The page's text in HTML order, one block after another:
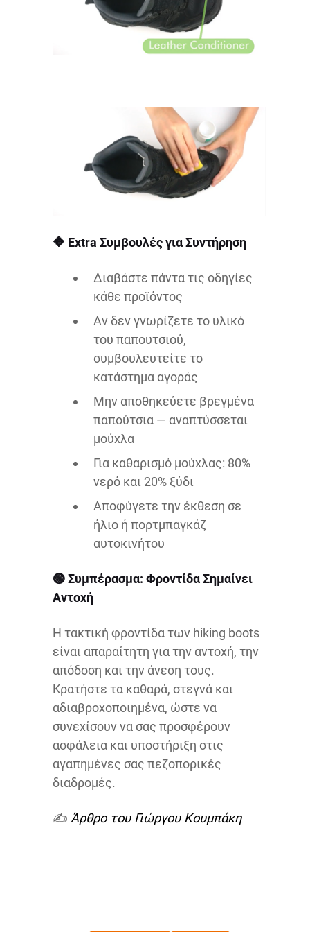
🔶 Extra Συμβουλές για Συντήρηση
Διαβάστε πάντα τις οδηγίες
κάθε προϊόντος
Αν δεν γνωρίζετε το υλικό
του παπουτσιού,
συμβουλευτείτε το
κατάστημα αγοράς
Μην αποθηκεύετε βρεγμένα
παπούτσια — αναπτύσσεται
μούχλα
Για καθαρισμό μούχλας: 80%
νερό και 20% ξύδι
Αποφύγετε την έκθεση σε
ήλιο ή πορτμπαγκάζ
αυτοκινήτου
🟢Συμπέρασμα: Φροντίδα Σημαίνει
Αντοχή
Η τακτική φροντίδα των hiking boots
είναι απαραίτητη για την αντοχή, την
απόδοση και την άνεση τους.
Κρατήστε τα καθαρά, στεγνά και
αδιαβροχοποιημένα, ώστε να
συνεχίσουν να σας προσφέρουν
ασφάλεια και υποστήριξη στις
αγαπημένες σας πεζοπορικές
διαδρομές.
✍️ Άρθρο του Γιώργου Κουμπάκη